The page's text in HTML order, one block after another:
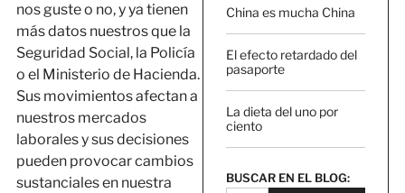
nos guste o no, y ya tienen
más datos nuestros que la
Seguridad Social, la Policía
o el Ministerio de Hacienda.
Sus movimientos afectan a
nuestros mercados
laborales y sus decisiones
pueden provocar cambios
sustanciales en nuestra
China es mucha China
El efecto retardado del
pasaporte
La dieta del uno por
ciento
BUSCAR EN EL BLOG: